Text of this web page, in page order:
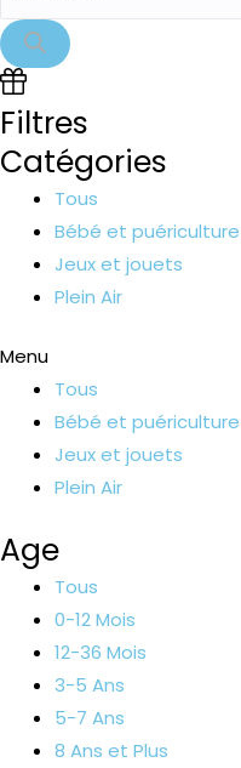
Filtres
Catégories
Tous
Bébé et puériculture
Jeux et jouets
Plein Air
Menu
Tous
Bébé et puériculture
Jeux et jouets
Plein Air
Age
Tous
0-12 Mois
12-36 Mois
3-5 Ans
5-7 Ans
8 Ans et Plus